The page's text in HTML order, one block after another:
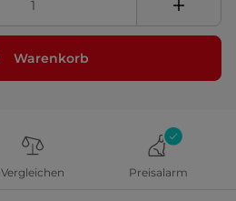
Warenkorb
Vergleichen Preisalarm